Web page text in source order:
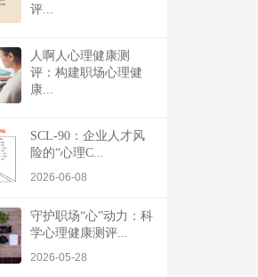
评...
人啊人心理健康测
评：构建职场心理健
康...
SCL-90：企业人才风
险的“心理C...
2026-06-08
守护职场“心”动力：科
学心理健康测评...
2026-05-28